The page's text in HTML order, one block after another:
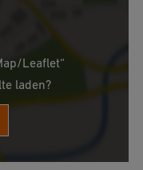
Leaflet“
laden?